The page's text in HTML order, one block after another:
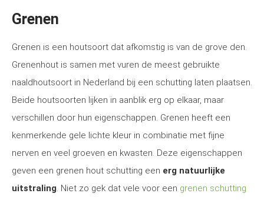
Grenen
Grenen is een houtsoort dat afkomstig is van de grove den.
Grenenhout is samen met vuren de meest gebruikte
naaldhoutsoort in Nederland bij een schutting laten plaatsen.
Beide houtsoorten lijken in aanblik erg op elkaar, maar
verschillen door hun eigenschappen. Grenen heeft een
kenmerkende gele lichte kleur in combinatie met fijne
nerven en veel groeven en kwasten. Deze eigenschappen
geven een grenen hout schutting een erg natuurlijke
uitstraling. Niet zo gek dat vele voor een grenen schutting